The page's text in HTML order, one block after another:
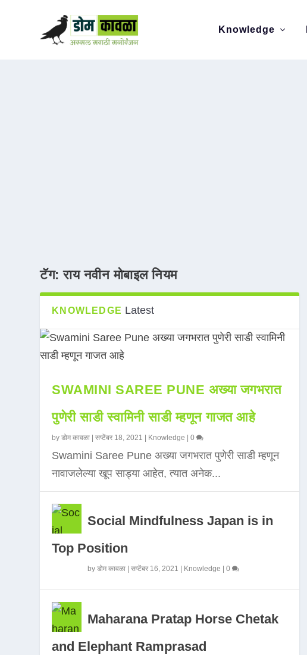
Knowledge
टॅग:राय नवीन मोबाइल नियम
KNOWLEDGE Latest
SWAMINI SAREE PUNE अख्या जगभरात
पुणेरी साडी स्वामिनी साडी म्हणून गाजत आहे
byडोम कावळा |सप्टेंबर 18, 2021 Knowledge |0
Swamini Saree Pune अख्या जगभरात पुणेरी साडी म्हणून
नावाजलेल्या खूप साड्या आहेत, त्यात अनेक...
Social Mindfulness Japan is in
Top Position
byडोम कावळा |सप्टेंबर 16, 2021 Knowledge |0
Maharana Pratap Horse Chetak
and Elephant Ramprasad